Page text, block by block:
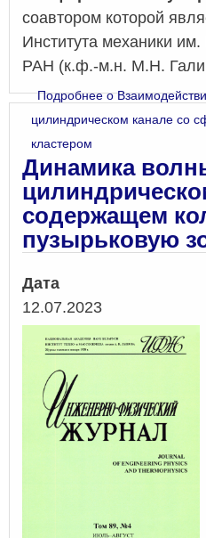
соавтором которой
Института механики
РАН (к.ф.-м.н. М.Н.
Подробнеео
цилиндрическом канале со
кластером
Динамика
содержащем
пузырьковую
Дата
12.07.2023